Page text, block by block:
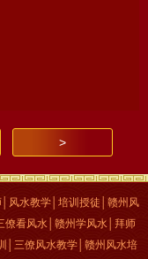
>
风水教学│培训授徒│赣州风
僚看风水│赣州学风水│拜师
│三僚风水教学│赣州风水培